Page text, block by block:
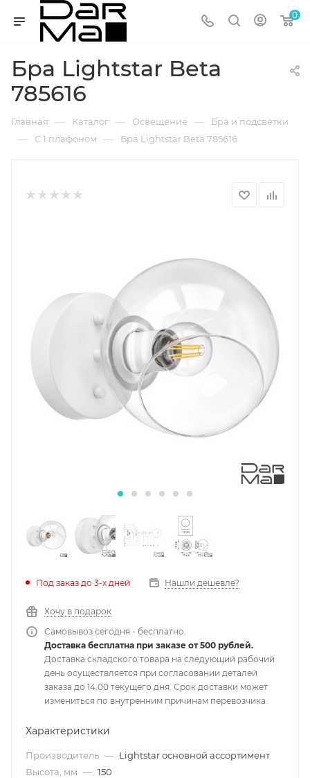
0
Бра Lightstar Beta
785616
Главная — Каталог — Освещение — Бра и подсветки
— С 1 плафоном — Бра Lightstar Beta 785616
Под заказ до 3-х дней Нашли дешевле?
Хочу в подарок
Самовывоз сегодня - бесплатно.
Доставка бесплатна при заказе от 500 рублей.
Доставка складского товара на следующий рабочий
день осуществляется при согласовании деталей
заказа до 14.00 текущего дня. Срок доставки может
измениться по внутренним причинам перевозчика.
Характеристики
Производитель — Lightstar основной ассортимент
Высота, мм — 150